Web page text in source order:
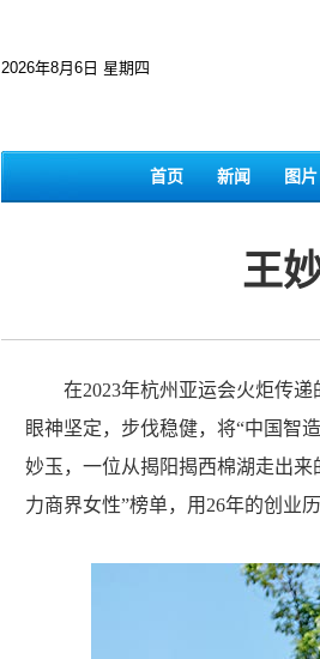
2026年8月6日 星期四
首页 新闻 图片
王
在2023年杭州亚运会火炬传递
眼神坚定，步伐稳健，将“中国智
妙玉，一位从揭阳揭西棉湖走出
力商界女性”榜单，用26年的创业